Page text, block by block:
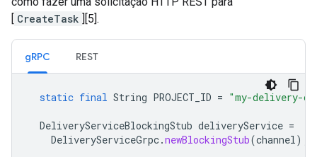
[ CreateTask ][5].
gRPC REST
static final String PROJECT_ID = "my-delivery-
DeliveryServiceBlockingStub deliveryService =
DeliveryServiceGrpc.newBlockingStub(channel);